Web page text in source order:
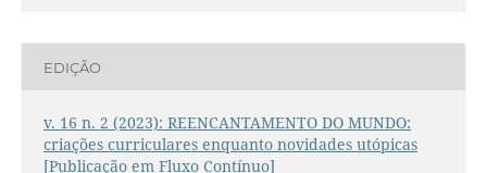
EDIÇÃO
v. 16 n. 2 (2023): REENCANTAMENTO DO MUNDO:
criações curriculares enquanto novidades utópicas
[Publicação em Fluxo Contínuo]